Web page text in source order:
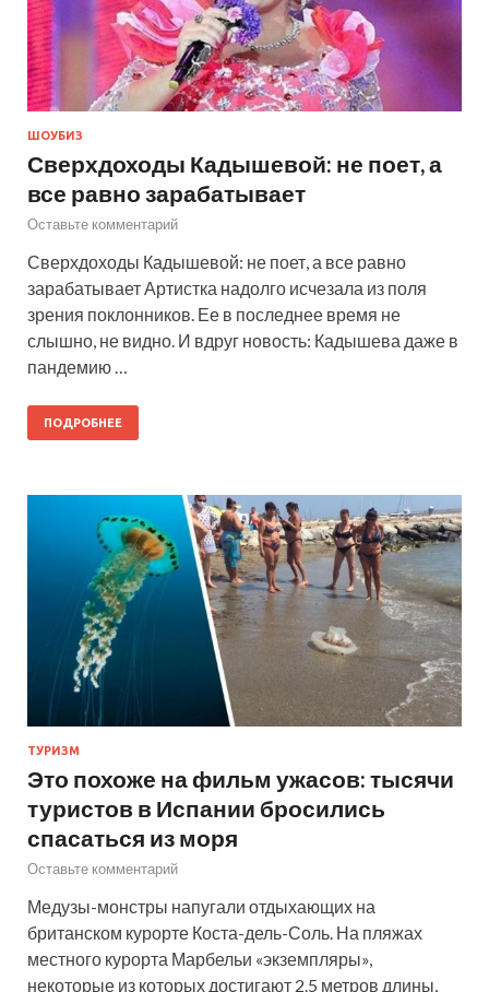
ШОУБИЗ
Сверхдоходы Кадышевой: не поет, а
все равно зарабатывает
Оставьте комментарий
Сверхдоходы Кадышевой: не поет, а все равно
зарабатывает Артистка надолго исчезала из поля
зрения поклонников. Ее в последнее время не
слышно, не видно. И вдруг новость: Кадышева даже в
пандемию …
ПОДРОБНЕЕ
ТУРИЗМ
Это похоже на фильм ужасов: тысячи
туристов в Испании бросились
спасаться из моря
Оставьте комментарий
Медузы-монстры напугали отдыхающих на
британском курорте Коста-дель-Соль. На пляжах
местного курорта Марбельи «экземпляры»,
некоторые из которых достигают 2.5 метров длины,